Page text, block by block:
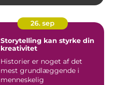
26. sep
Storytelling kan styrke din
kreativitet
Historier er noget af det
mest grundlæggende i
menneskelig